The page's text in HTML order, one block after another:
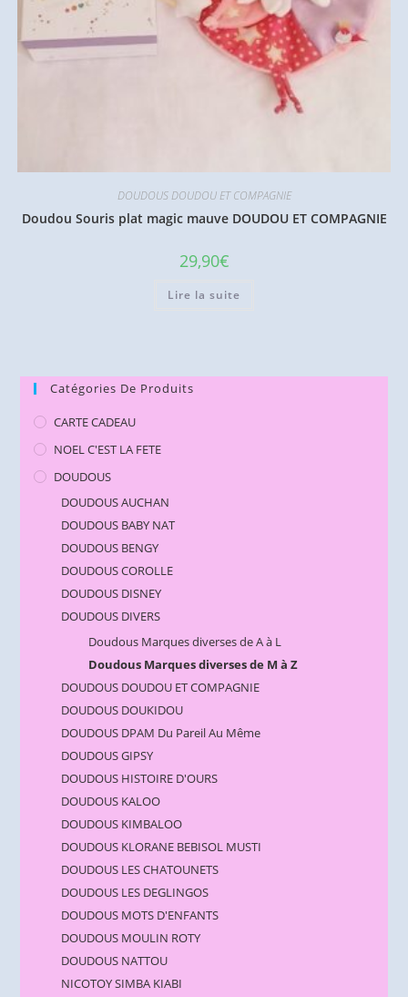
DOUDOUS DOUDOU ET COMPAGNIE
Doudou Souris plat magic mauve DOUDOU ET COMPAGNIE
29,90€
Lire la suite
Catégories De Produits
CARTE CADEAU
NOEL C'EST LA FETE
DOUDOUS
DOUDOUS AUCHAN
DOUDOUS BABY NAT
DOUDOUS BENGY
DOUDOUS COROLLE
DOUDOUS DISNEY
DOUDOUS DIVERS
Doudous Marques diverses de A à L
Doudous Marques diverses de M à Z
DOUDOUS DOUDOU ET COMPAGNIE
DOUDOUS DOUKIDOU
DOUDOUS DPAM Du Pareil Au Même
DOUDOUS GIPSY
DOUDOUS HISTOIRE D'OURS
DOUDOUS KALOO
DOUDOUS KIMBALOO
DOUDOUS KLORANE BEBISOL MUSTI
DOUDOUS LES CHATOUNETS
DOUDOUS LES DEGLINGOS
DOUDOUS MOTS D'ENFANTS
DOUDOUS MOULIN ROTY
DOUDOUS NATTOU
NICOTOY SIMBA KIABI